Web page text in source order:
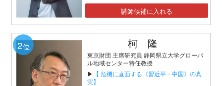
講師候補に入れる
2位 柯 隆
東京財団 主席研究員 静岡県立大学グローバ
ル地域センター特任教授
▶ 【 危機に直面する《習近平・中国》の真
実】